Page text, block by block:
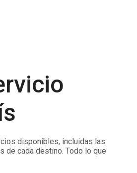
disponibles, incluidas las
cada destino. Todo lo que